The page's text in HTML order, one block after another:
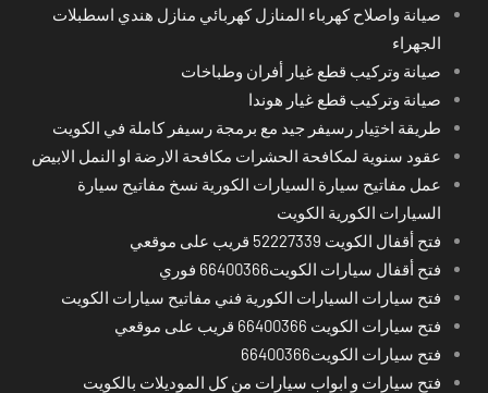
صيانة واصلاح كهرباء المنازل كهربائي منازل هندي اسطبلات
الجهراء
صيانة وتركيب قطع غيار أفران وطباخات
صيانة وتركيب قطع غيار هوندا
طريقة اختِيار رسيفر جيد مع برمجة رسيفر كاملة في الكويت
عقود سنوية لمكافحة الحشرات مكافحة الارضة او النمل الابيض
عمل مفاتيح سيارة السيارات الكورية نسخ مفاتيح سيارة
السيارات الكورية الكويت
فتح أقفال الكويت 52227339 قريب على موقعي
فتح أقفال سيارات الكويت66400366 فوري
فتح سيارات السيارات الكورية فني مفاتيح سيارات الكويت
فتح سيارات الكويت 66400366 قريب على موقعي
فتح سيارات الكويت66400366
فتح سيارات و ابواب سيارات من كل الموديلات بالكويت